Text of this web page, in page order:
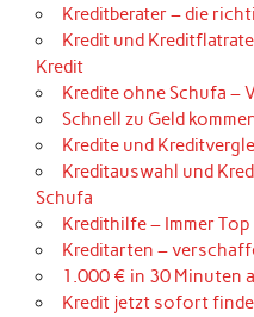
Kreditberater – die
Kredit und
Kredit
Kredite ohne Schufa –
Schnell zu Geld
Kredite und
Kreditauswahl und
Schufa
Kredithilfe – Immer
Kreditarten –
1.000 € in 30 Minuten
Kredit jetzt sofort